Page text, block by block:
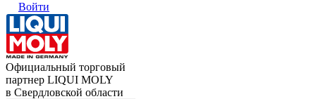
Войти
Официальный торговый
партнер LIQUI MOLY
в Свердловской области